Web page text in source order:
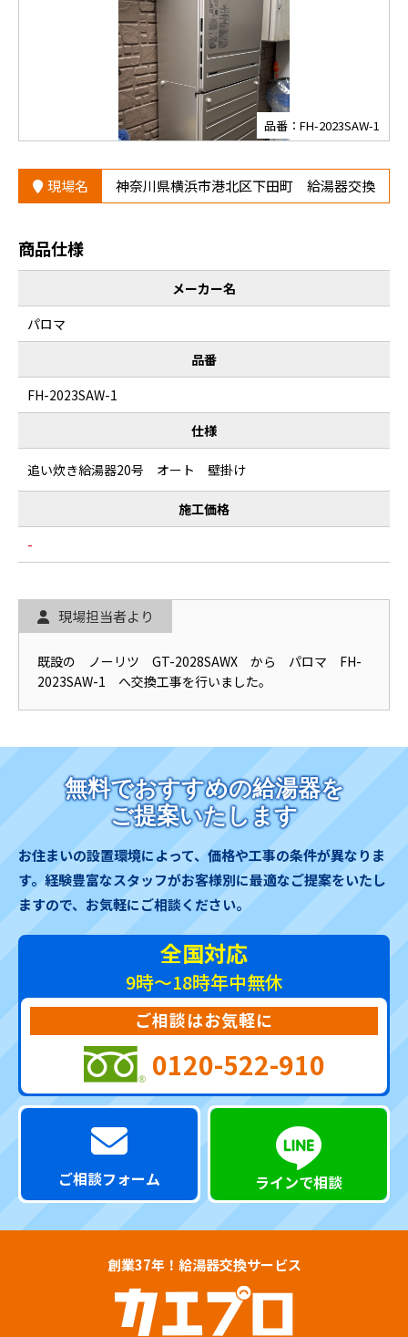
品番：FH-2023SAW-1
現場名 神奈川県横浜市港北区下田町 給湯器交換
商品仕様
メーカー名
パロマ
品番
FH-2023SAW-1
仕様
追い炊き給湯器20号 オート 壁掛け
施工価格
-
現場担当者より
既設の ノーリツ GT-2028SAWX から パロマ FH-
2023SAW-1 へ交換工事を行いました。
無料でおすすめの給湯器を
ご提案いたします
お住まいの設置環境によって、価格や工事の条件が異なりま
す。 経験豊富なスタッフがお客様別に最適なご提案をいたし
ますので、お気軽にご相談ください。
全国対応
9時～18時年中無休
ご相談はお気軽に
0120-522-910
ご相談フォーム ラインで相談
創業37年！給湯器交換サービス